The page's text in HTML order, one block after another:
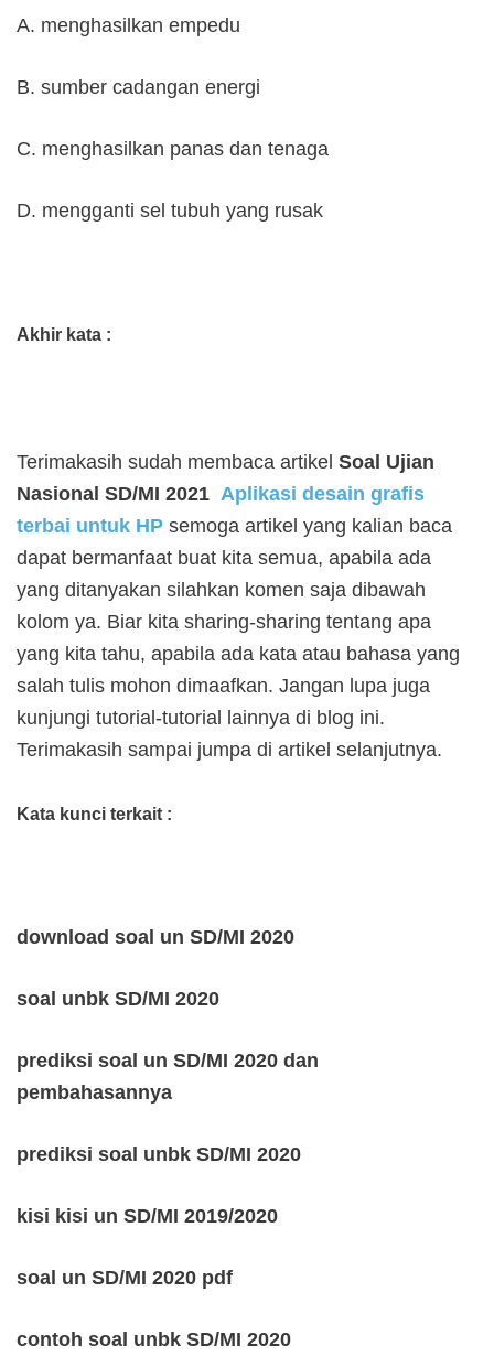
A. menghasilkan empedu
B. sumber cadangan energi
C. menghasilkan panas dan tenaga
D. mengganti sel tubuh yang rusak
Akhir kata :
Terimakasih sudah membaca artikel Soal Ujian
Nasional SD/MI 2021 Aplikasi desain grafis
terbai untuk HP semoga artikel yang kalian baca
dapat bermanfaat buat kita semua, apabila ada
yang ditanyakan silahkan komen saja dibawah
kolom ya. Biar kita sharing-sharing tentang apa
yang kita tahu, apabila ada kata atau bahasa yang
salah tulis mohon dimaafkan. Jangan lupa juga
kunjungi tutorial-tutorial lainnya di blog ini.
Terimakasih sampai jumpa di artikel selanjutnya.
Kata kunci terkait :
download soal un SD/MI 2020
soal unbk SD/MI 2020
prediksi soal un SD/MI 2020 dan
pembahasannya
prediksi soal unbk SD/MI 2020
kisi kisi un SD/MI 2019/2020
soal un SD/MI 2020 pdf
contoh soal unbk SD/MI 2020